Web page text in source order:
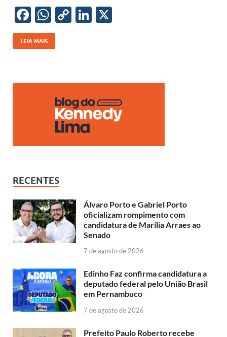
o
k
p
p
n
k
n
F
ac
e
o
W
h
at
A
p
p
C
Li
n
k
Li
dI
n
LEIA MAIS
RECENTES
Álvaro Porto e Gabriel Porto
oficializam rompimento com
candidatura de Marília Arraes ao
Senado
7 de agosto de 2026
Edinho Faz confirma candidatura a
deputado federal pelo União Brasil
em Pernambuco
7 de agosto de 2026
Prefeito Paulo Roberto recebe